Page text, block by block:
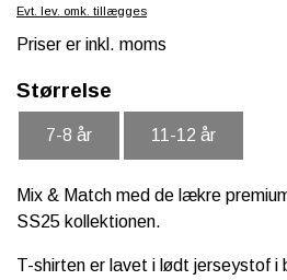
Evt. lev. omk. tillægges
Priser er inkl. moms
Størrelse
7-8 år 11-12 år
Mix & Match med de lækre
SS25 kollektionen.
T-shirten er lavet i lødt jerseystof i